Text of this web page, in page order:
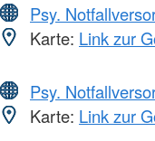
Psy.
Karte: Link zur
Psy.
Karte: Link zur